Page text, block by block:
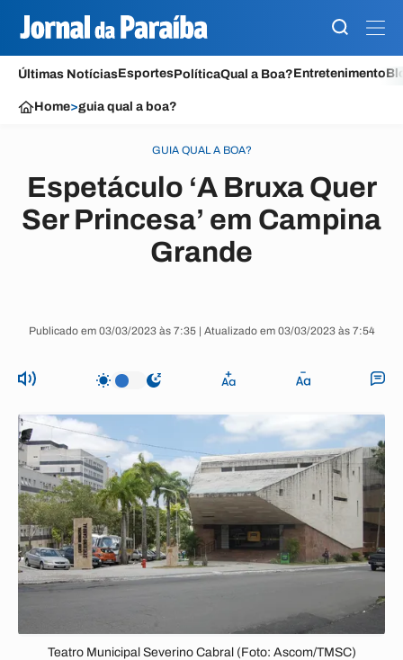
Últimas NotíciasEsportesPolíticaQual a Boa?Entretenimento
Home>guia qual a boa?
GUIA QUAL A BOA?
Espetáculo ‘A Bruxa Quer
Ser Princesa’ em Campina
Grande
Publicado em 03/03/2023 às 7:35 | Atualizado em 03/03/2023 às 7:54
Teatro Municipal Severino Cabral (Foto: Ascom/TMSC)